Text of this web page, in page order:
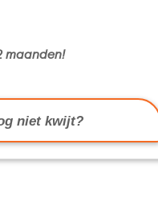
maanden!
niet kwijt?